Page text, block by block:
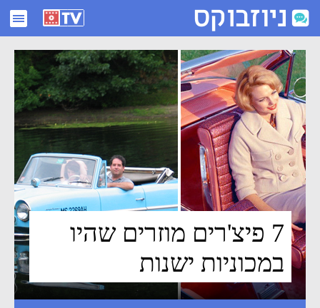
7 פיצ'רים מוזרים שהיו במכוניות ישנות - ניוזבוקס
7 פיצ'רים מוזרים שהיו
במכוניות ישנות